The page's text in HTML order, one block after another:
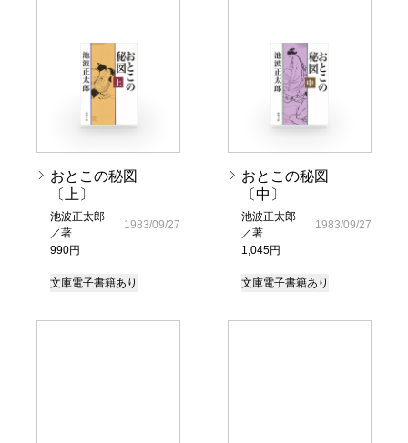
おとこの秘図
〔上〕
池波正太郎
／著
990円
1983/09/27
文庫電子書籍あり
おとこの秘図
〔中〕
池波正太郎
／著
1,045円
1983/09/27
文庫電子書籍あり